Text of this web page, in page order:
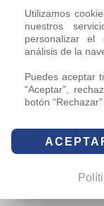
Utilizamos
nuestros
personalizar el
análisis de la
Puedes aceptar
“Aceptar”,
botón “Rechazar”